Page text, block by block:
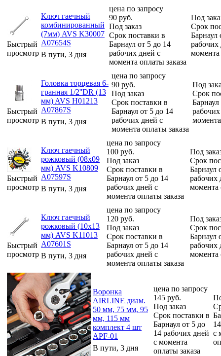
Быстрый
просмотр
Ключ гаечный
комбинированный
(7мм) AVS K30007
A07654S
В пути, 3 дня
цена по запросу
90 руб.
Под заказ
Срок поставки в
Барнаул от 5 до 14
рабочих дней с
момента оплаты заказа
Под
Срок
Барнаул
рабочих
момента
Быстрый
просмотр
Головка торцевая 6-
гранная 1/2''DR (13
мм) AVS H01213
A07867S
В пути, 3 дня
цена по запросу
90 руб.
Под заказ
Срок поставки в
Барнаул от 5 до 14
рабочих дней с
момента оплаты заказа
Под
Срок
Быстрый
просмотр
Ключ гаечный
рожковый (08х09
мм) AVS K10809
A07597S
В пути, 3 дня
цена по запросу
100 руб.
Под заказ
Срок поставки в
Барнаул от 5 до 14
рабочих дней с
момента оплаты заказа
Под
Срок
Барнаул
рабочих
момента
Быстрый
просмотр
Ключ гаечный
рожковый (10х13
мм) AVS K11013
A07601S
В пути, 3 дня
цена по запросу
120 руб.
Под заказ
Срок поставки в
Барнаул от 5 до 14
рабочих дней с
момента оплаты заказа
Под
Срок
Барнаул
рабочих
момента
Воронка
AIRLINE диам.
50 мм, 75 мм, 95
мм, 115 мм
комплект 4 шт
APF-01
В пути, 3 дня
цена по запросу
145 руб.
Под заказ
Срок поставки в
Барнаул от 5 до
14 рабочих дней
с момента
оплаты заказа
с